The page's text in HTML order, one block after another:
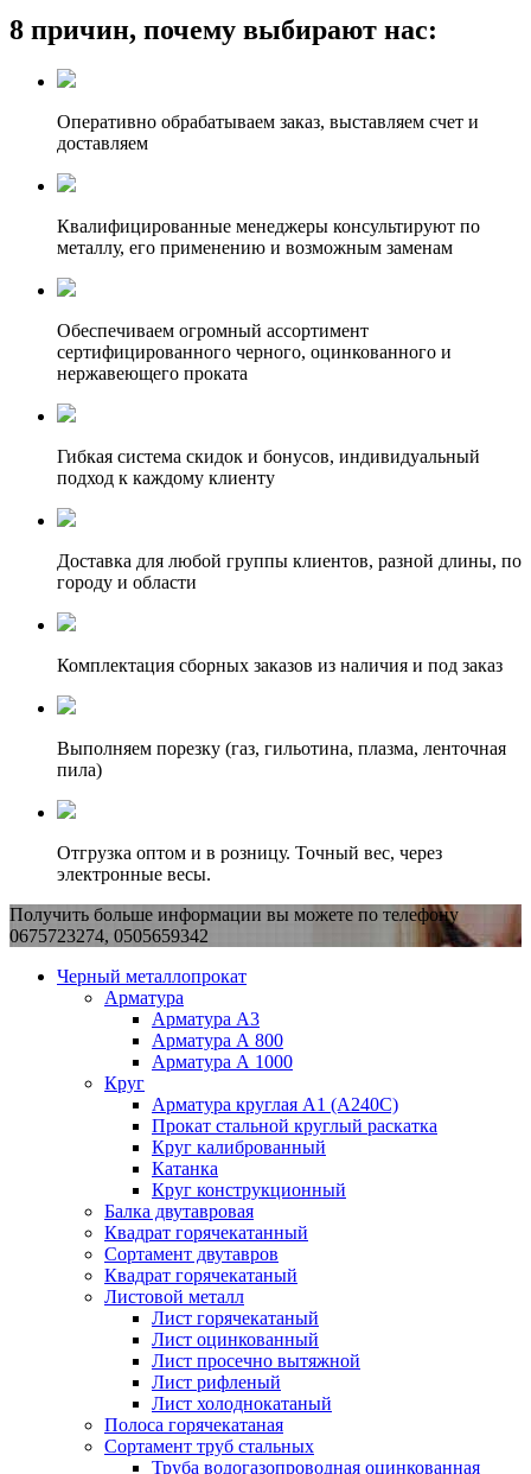
8 причин, почему выбирают нас:
Оперативно обрабатываем заказ, выставляем счет и
доставляем
Квалифицированные менеджеры консультируют по
металлу, его применению и возможным заменам
Обеспечиваем огромный ассортимент
сертифицированного черного, оцинкованного и
нержавеющего проката
Гибкая система скидок и бонусов, индивидуальный
подход к каждому клиенту
Доставка для любой группы клиентов, разной длины, по
городу и области
Комплектация сборных заказов из наличия и под заказ
Выполняем порезку (газ, гильотина, плазма, ленточная
пила)
Отгрузка оптом и в розницу. Точный вес, через
электронные весы.
Получить больше информации вы можете по телефону
0675723274, 0505659342
Черный металлопрокат
Арматура
Арматура А3
Арматура А 800
Арматура А 1000
Круг
Арматура круглая А1 (А240C)
Прокат стальной круглый раскатка
Круг калиброванный
Катанка
Круг конструкционный
Балка двутавровая
Квадрат горячекатанный
Сортамент двутавров
Квадрат горячекатаный
Листовой металл
Лист горячекатаный
Лист оцинкованный
Лист просечно вытяжной
Лист рифленый
Лист холоднокатаный
Полоса горячекатаная
Сортамент труб стальных
Труба водогазопроводная оцинкованная